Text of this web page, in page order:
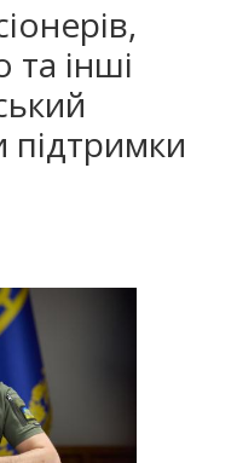
інші
підтримки